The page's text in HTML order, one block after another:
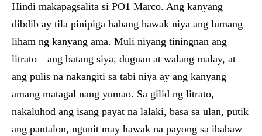
Hindi makapagsalita si PO1 Marco. Ang kanyang
dibdib ay tila pinipiga habang hawak niya ang lumang
liham ng kanyang ama. Muli niyang tiningnan ang
litrato—ang batang siya, duguan at walang malay, at
ang pulis na nakangiti sa tabi niya ay ang kanyang
amang matagal nang yumao. Sa gilid ng litrato,
nakaluhod ang isang payat na lalaki, basa sa ulan, putik
ang pantalon, ngunit may hawak na payong sa ibabaw